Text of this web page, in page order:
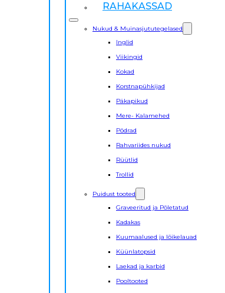
RAHAKASSAD
Nukud & Muinasjututegelased
Inglid
Viikingid
Kokad
Korstnapühkijad
Päkapikud
Mere- Kalamehed
Põdrad
Rahvariides nukud
Rüütlid
Trollid
Puidust tooted
Graveeritud ja Põletatud
Kadakas
Kuumaalused ja lõikelauad
Küünlatopsid
Laekad ja karbid
Pooltooted